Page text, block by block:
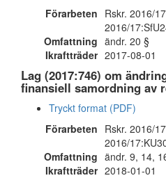
Förarbeten Rskr. 2016/
2016/
Omfattning ändr. 20 §
Ikraftträder 2017-08-01
Lag (2017:746) om
finansiell samordning av
Tryckt format (PDF)
Förarbeten Rskr. 2016/
2016/
Omfattning ändr. 9, 14,
Ikraftträder 2018-01-01